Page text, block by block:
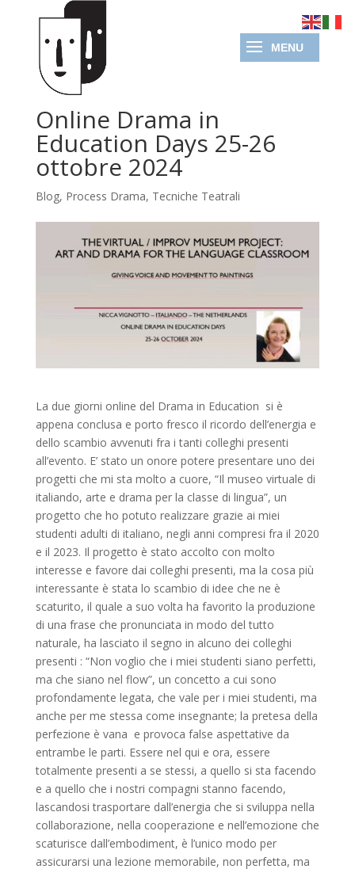
Online Drama in
Education Days 25-26
ottobre 2024
Blog, Process Drama, Tecniche Teatrali
La due giorni online del Drama in Education si è
appena conclusa e porto fresco il ricordo dell’energia e
dello scambio avvenuti fra i tanti colleghi presenti
all’evento. E’ stato un onore potere presentare uno dei
progetti che mi sta molto a cuore, “Il museo virtuale di
italiando, arte e drama per la classe di lingua”, un
progetto che ho potuto realizzare grazie ai miei
studenti adulti di italiano, negli anni compresi fra il 2020
e il 2023. Il progetto è stato accolto con molto
interesse e favore dai colleghi presenti, ma la cosa più
interessante è stata lo scambio di idee che ne è
scaturito, il quale a suo volta ha favorito la produzione
di una frase che pronunciata in modo del tutto
naturale, ha lasciato il segno in alcuno dei colleghi
presenti : “Non voglio che i miei studenti siano perfetti,
ma che siano nel flow”, un concetto a cui sono
profondamente legata, che vale per i miei studenti, ma
anche per me stessa come insegnante; la pretesa della
perfezione è vana e provoca false aspettative da
entrambe le parti. Essere nel qui e ora, essere
totalmente presenti a se stessi, a quello si sta facendo
e a quello che i nostri compagni stanno facendo,
lascandosi trasportare dall’energia che si sviluppa nella
collaborazione, nella cooperazione e nell’emozione che
scaturisce dall’embodiment, è l’unico modo per
assicurarsi una lezione memorabile, non perfetta, ma